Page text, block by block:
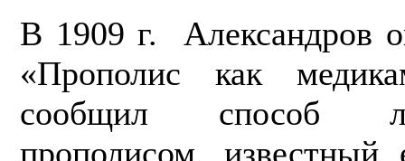
В 1909 г. Александров
«Про­полис как
сообщил способ
прополисом,